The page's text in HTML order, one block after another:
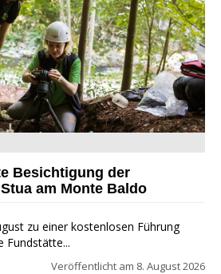
Riparo Prà da Stua am Monte
Besichtigung der
am Monte Baldo
zu einer kostenlosen Führung
Fundstätte...
Veröffentlicht am 8. August 2026